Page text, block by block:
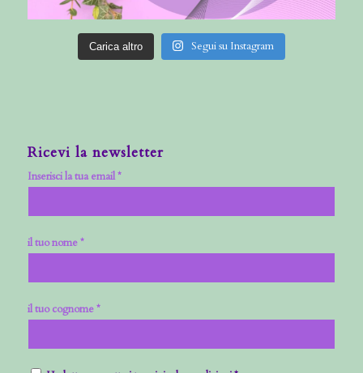
Carica altro Segui su Instagram
Ricevi la newsletter
Inserisci la tua email *
il tuo nome *
il tuo cognome *